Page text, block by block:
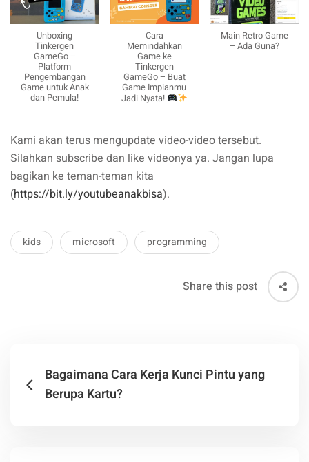
Unboxing
Tinkergen
GameGo –
Platform
Pengembangan
Game untuk Anak
dan Pemula!
Cara
Memindahkan
Game ke
Tinkergen
GameGo – Buat
Game Impianmu
Jadi Nyata!
Main Retro Game
– Ada Guna?
Kami akan terus mengupdate video-video tersebut.
Silahkan subscribe dan like videonya ya. Jangan lupa
bagikan ke teman-teman kita
(https://bit.ly/youtubeanakbisa).
kids microsoft programming
Share this post
Bagaimana Cara Kerja Kunci Pintu yang
Berupa Kartu?